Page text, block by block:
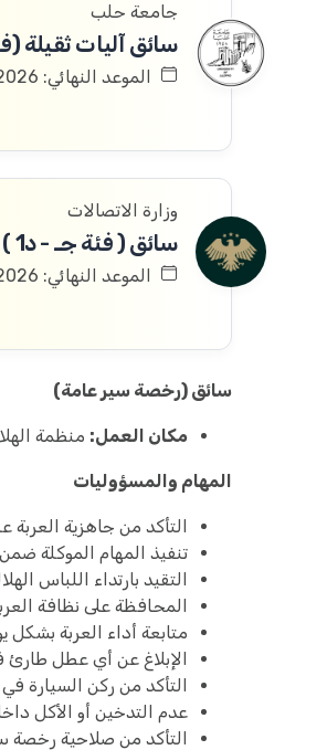
جامعة حلب
سائق آليات ثقيلة
الموعد النهائي: 06/08/2026
وزارة الاتصالات
سائق ( فئة جـ - د1 )
الموعد النهائي: 28/07/2026
سائق (رخصة سير عامة)
مكان العمل: منظمة
المهام والمسؤوليات
التأكد من جاهزية العربة
تنفيذ المهام الموكلة
التقيد بارتداء اللباس
المحافظة على نظافة
متابعة أداء العربة بشكل
الإبلاغ عن أي عطل طارئ
التأكد من ركن السيارة
عدم التدخين أو الأكل
التأكد من صلاحية رخصة